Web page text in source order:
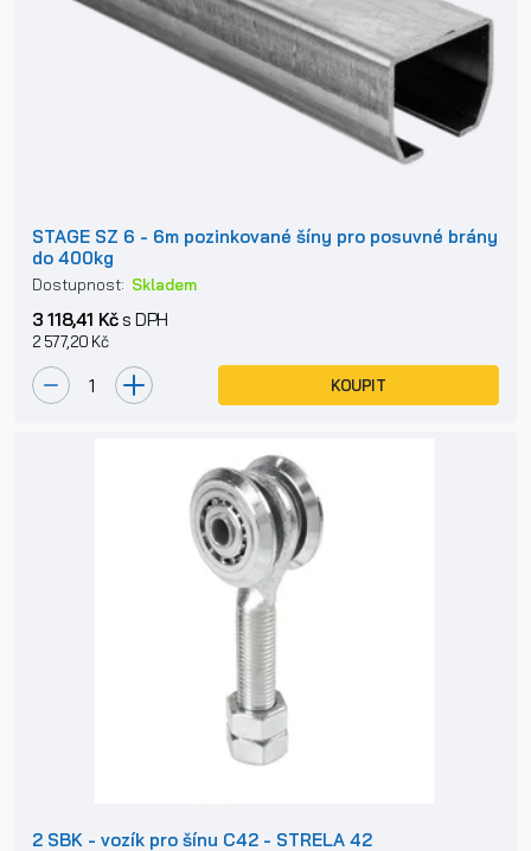
STAGE SZ 6 - 6m pozinkované šíny pro posuvné brány
do 400kg
Dostupnost: Skladem
3 118,41 Kčs DPH
2 577,20 Kč
KOUPIT
2 SBK - vozík pro šínu C42 - STRELA 42